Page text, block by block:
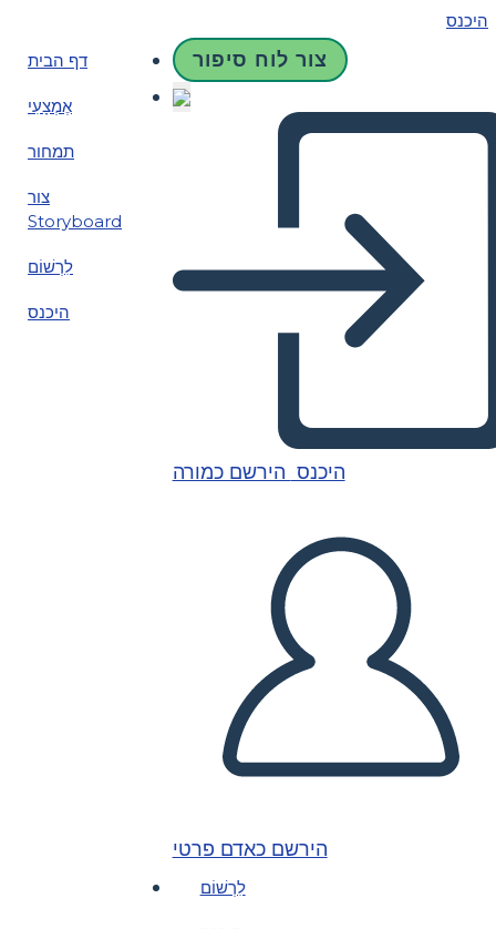
היכנס
דף הבית
אֶמְצָעִי
תמחור
צור
Storyboard
לִרְשׁוֹם
היכנס
צור לוח סיפור
היכנס הירשם כמורה
הירשם כאדם פרטי
לִרְשׁוֹם